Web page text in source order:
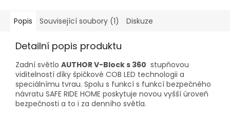
Popis Související soubory (1) Diskuze
Detailní popis produktu
Zadní světlo AUTHOR V-Block s 360 stupňovou
viditelností díky špičkové COB LED technologii a
speciálnímu tvrau. Spolu s funkcí s funkcí bezpečného
návratu SAFE RIDE HOME poskytuje novou vyšší úroveň
bezpečnosti a to i za denního světla.